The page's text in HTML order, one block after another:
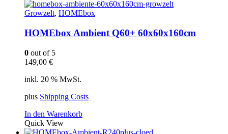
Growzelt, HOMEbox
HOMEbox Ambient Q60+ 60x60x160cm
0 out of 5
149,00 €
inkl. 20 % MwSt.
plus Shipping Costs
In den Warenkorb
Quick View